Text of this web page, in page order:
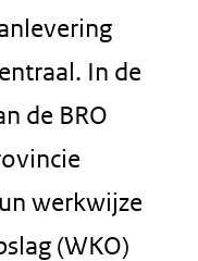
In de
de BRO
werkwijze
(WKO)